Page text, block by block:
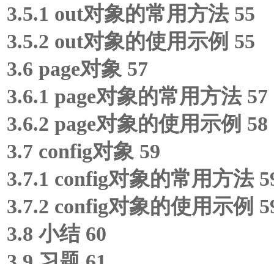
3.5.1 out对象的常用方法 55
3.5.2 out对象的使用示例 55
3.6 page对象 57
3.6.1 page对象的常用方法 57
3.6.2 page对象的使用示例 58
3.7 config对象 59
3.7.1 config对象的常用方法
3.7.2 config对象的使用示例
3.8 小结 60